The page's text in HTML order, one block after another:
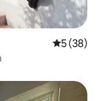
Prosječna
5 (38)